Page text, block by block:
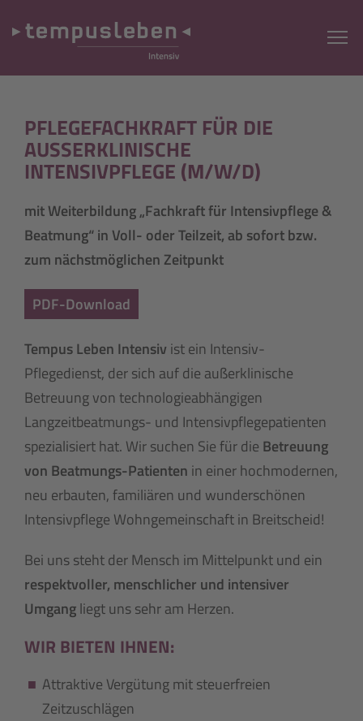
PFLEGEFACHKRAFT FÜR DIE
AUSSERKLINISCHE I
NTENSIVPFLEGE (M/W/D)
mit Weiterbildung „Fachkraft für Intensivpflege &
Beatmung“ in Voll- oder Teilzeit, ab sofort bzw.
zum nächstmöglichen Zeitpunkt
PDF-Download
Tempus Leben Intensiv ist ein Intensiv-
Pflegedienst, der sich auf die außerklinische
Betreuung von technologieabhängigen
Langzeitbeatmungs- und Intensivpflegepatienten
spezialisiert hat. Wir suchen Sie für die Betreuung
von Beatmungs-Patienten in einer hochmodernen,
neu erbauten, familiären und wunderschönen
Intensivpflege Wohngemeinschaft in Breitscheid!
Bei uns steht der Mensch im Mittelpunkt und ein
respektvoller, menschlicher und intensiver
Umgangliegt uns sehr am Herzen.
WIR BIETEN IHNEN:
Attraktive Vergütung mit steuerfreien
Zeitzuschlägen